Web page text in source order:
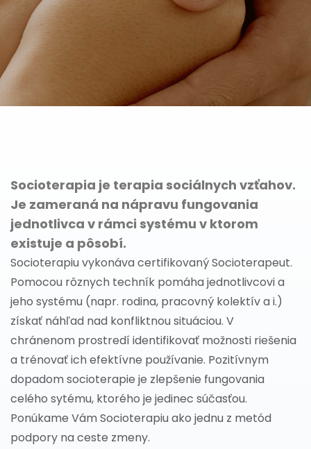
Socioterapia je terapia sociálnych vzťahov.
Je zameraná na nápravu fungovania
jednotlivca v rámci systému v ktorom
existuje a pôsobí.
Socioterapiu vykonáva certifikovaný Socioterapeut.
Pomocou rôznych techník pomáha jednotlivcovi a
jeho systému (napr. rodina, pracovný kolektív a i.)
získať náhľad nad konfliktnou situáciou. V
chránenom prostredí identifikovať možnosti riešenia
a trénovať ich efektívne používanie. Pozitívnym
dopadom socioterapie je zlepšenie fungovania
celého sytému, ktorého je jedinec súčasťou.
Ponúkame Vám Socioterapiu ako jednu z metód
podpory na ceste zmeny.